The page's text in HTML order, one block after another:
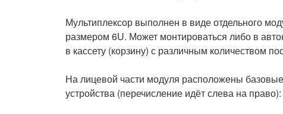
Мультиплексор выполнен в виде отдельного
размером 6U. Может монтироваться либо в
в кассету (корзину) с различным количеством
На лицевой части модуля расположены
устройства (перечисление идёт слева на право):